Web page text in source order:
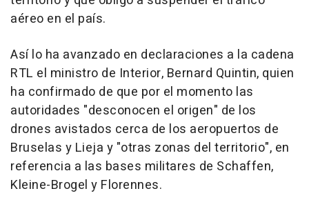
aéreo en el país.
Así lo ha avanzado en declaraciones a la cadena
RTL el ministro de Interior, Bernard Quintin, quien
ha confirmado de que por el momento las
autoridades "desconocen el origen" de los
drones avistados cerca de los aeropuertos de
Bruselas y Lieja y "otras zonas del territorio", en
referencia a las bases militares de Schaffen,
Kleine-Brogel y Florennes.